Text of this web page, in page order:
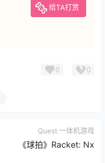
给TA打赏
0 0
Quest 一体机游戏
《球拍》Racket: Nx